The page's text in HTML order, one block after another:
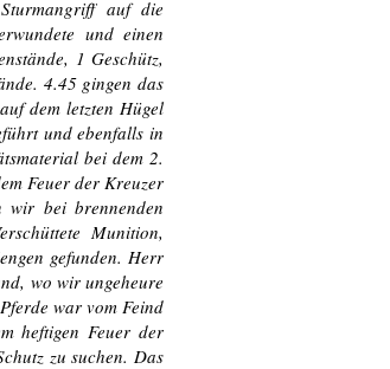
auf die
und einen
1 Geschütz,
4.45 gingen das
dem letzten Hügel
und ebenfalls in
bei dem 2.
Feuer der Kreuzer
wir bei brennenden
Munition,
gefunden. Herr
wo wir ungeheure
war vom Feind
heftigen Feuer der
zu suchen. Das